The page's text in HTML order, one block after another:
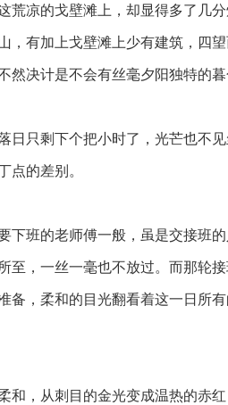
凉的戈壁滩上，却显得多了几
，有加上戈壁滩上少有建筑，四
决计是不会有丝毫夕阳独特的暮
只剩下个把小时了，光芒也不见
的差别。
班的老师傅一般，虽是交接班的
至，一丝一毫也不放过。而那轮
备，柔和的目光翻看着这一日所
，从刺目的金光变成温热的赤